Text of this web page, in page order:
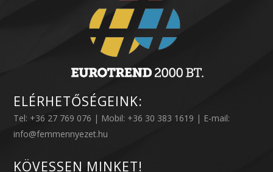
ELÉRHETŐSÉGEINK:
Tel: +36 27 769 076 | Mobil: +36 30 383 1619 | E-mail:
info@femmennyezet.hu
KÖVESSEN MINKET!